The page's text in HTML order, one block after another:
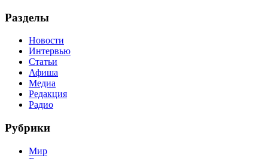
Разделы
Новости
Интервью
Статьи
Афиша
Медиа
Редакция
Радио
Рубрики
Мир